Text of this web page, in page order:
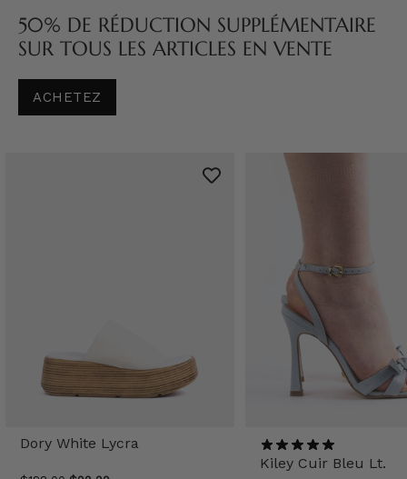
50% DE RÉDUCTION SUPPLÉMENTAIRE
SUR TOUS LES ARTICLES EN VENTE
ACHETEZ
Dory White Lycra
Kiley Cuir Bleu Lt.